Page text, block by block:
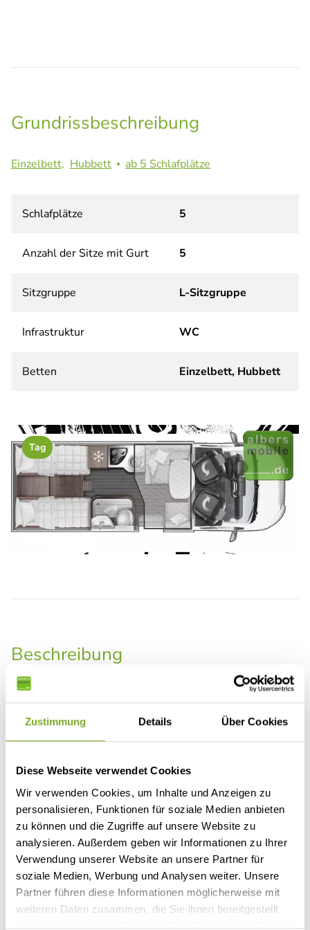
Zustimmung Details Über Cookies
Diese Webseite verwendet Cookies
Wir verwenden Cookies, um Inhalte und Anzeigen zu
personalisieren, Funktionen für soziale Medien anbieten
zu können und die Zugriffe auf unsere Website zu
analysieren. Außerdem geben wir Informationen zu Ihrer
Verwendung unserer Website an unsere Partner für
soziale Medien, Werbung und Analysen weiter. Unsere
Partner führen diese Informationen möglicherweise mit
weiteren Daten zusammen, die Sie ihnen bereitgestellt
haben oder die sie im Rahmen Ihrer Nutzung der Dienste
Grundrissbeschreibung
Einzelbett, Hubbett ab 5 Schlafplätze
Schlafplätze 5
Anzahl der Sitze mit Gurt 5
Sitzgruppe L-Sitzgruppe
Infrastruktur WC
Betten Einzelbett, Hubbett
Tag
Beschreibung
Ab Oktober 2026 steht dieser Mietwagen zur
Verfügung. Besichtigungen sind nur nach vorheriger
Terminvereinbarung möglich. Bitte beachten Sie,
dass die Kilometerlaufleistung je nach Nutzung
erfolgter Zulassung im Frühjahr 2026 korrigiert.
Wir bieten Ihnen einen Roller Team Kronos 285 TL mit
Einzelbetten im Heckund einemHubbettan.
Das Reisemobile besitzt folgende Ausstattung:
Motorisierung: 140 PS Fiat Ducato